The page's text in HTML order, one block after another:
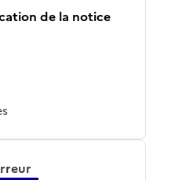
de la notice